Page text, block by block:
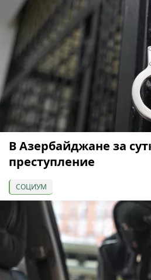
В Азербайджане за
преступление
СОЦИУМ